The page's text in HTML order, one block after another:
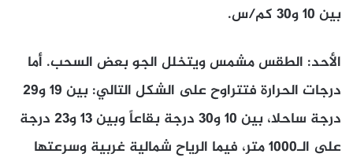
بين ١٠ و٣٠ كم/س.
الأحد: الطقس مشمس ويتخلل الجو بعض السحب. أما
درجات الحرارة فتتراوح على الشكل التالي: بين ١٩ و٢٩
درجة ساحلا، بين ١٠ و٣٠ درجة بقاعاً وبين ١٣ و٢٣ درجة
على الـ١٠٠٠ متر، فيما الرياح شمالية غربية وسرعتها